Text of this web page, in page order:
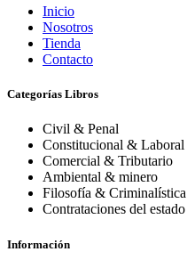
Inicio
Nosotros
Tienda
Contacto
Categorías Libros
Civil & Penal
Constitucional & Laboral
Comercial & Tributario
Ambiental & minero
Filosofía & Criminalística
Contrataciones del estado
Información